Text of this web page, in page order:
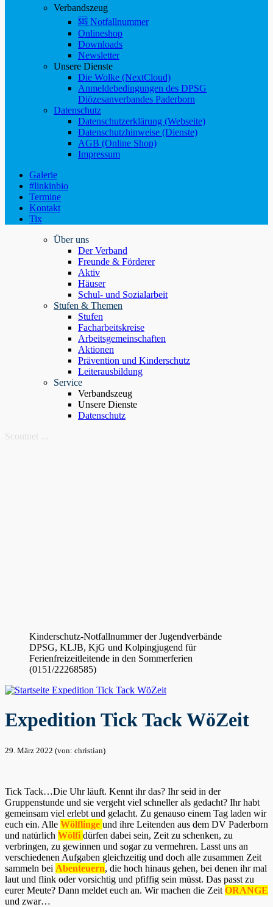
Verbandszeug
🆘 Notfallnummer
Onlineshop
Downloads
Newsletter
Unsere Dienste
Die Wolke (NextCloud)
Anmeldebedingungen des DPSG
Diözesanverbandes Paderborn
Datenschutz
Datenschutzerklärung (Webseite)
Datenschutzhinweise (Dienste)
AGB (Online Shop)
Impressum
Galerie
#linkinbio
Termine
Kontakt
Tix
Über uns
Der Verband
Freunde & Förderer
Aktiv
Häuser
Schul- und Sozialarbeit
Stufen & Themen
Stufen
Facharbeitskreise
Arbeitsgemeinschaften
Aktionen
Prävention und Kinderschutz
Leiterausbildung
Service
Verbandszeug
Unsere Dienste
Datenschutz
Scoutnet ...
Kinderschutz-Notfallnummer der Jugendverbände
DPSG, KLJB, KjG und Kolpingjugend für
Ferienfreizeitleitende in den Sommerferien
(0151/22268585)
Expedition Tick Tack WöZeit
Expedition Tick Tack WöZeit
29. März 2022 (von: christian)
Tick Tack…Die Uhr läuft. Kennt ihr das? Ihr seid in der
Gruppenstunde und sie vergeht viel schneller als gedacht? Ihr habt
gemeinsam viel erlebt und gelacht. Zu genauso einem Tag laden wir
euch ein. Alle Wölflinge und ihre Leitenden aus dem DV Paderborn
und natürlich Wölfi dürfen dabei sein, Zeit zu schenken, zu
verbringen, zu gewinnen und sogar zu vermehren. Lasst uns an
verschiedenen Aufgaben gleichzeitig und doch alle zusammen Zeit
sammeln bei Abenteuern, die hoch hinaus gehen, bei denen ihr mal
laut und flink oder vorsichtig und pfiffig sein müsst. Das passt zu
eurer Meute? Dann meldet euch an. Wir machen die Zeit ORANGE
und zwar…